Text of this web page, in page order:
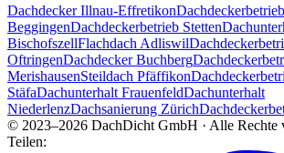
Dachdecker Illnau-Effretikon
BeggingenDachdeckerbetrieb Stetten
BischofszellFlachdach Adliswil
OftringenDachdecker Buchberg
MerishausenSteildach Pfäffikon
StäfaDachunterhalt FrauenfeldDachunterhalt
NiederlenzDachsanierung Zürich
© 2023–2026 DachDicht GmbH · Alle Rechte
Teilen: